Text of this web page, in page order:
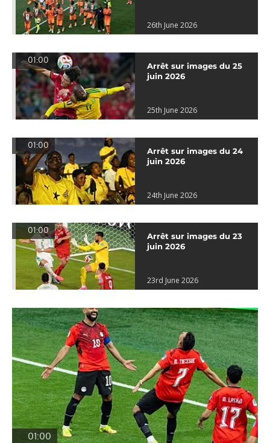
26th June 2026
01:00
Arrêt sur images du 25
juin 2026
25th June 2026
01:00
Arrêt sur images du 24
juin 2026
24th June 2026
01:00
Arrêt sur images du 23
juin 2026
23rd June 2026
01:00